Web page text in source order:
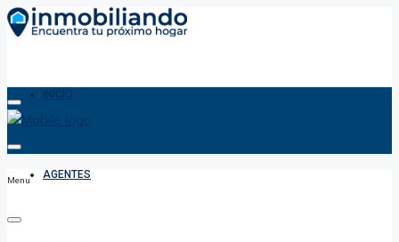
INICIO
AGENTES
Menu